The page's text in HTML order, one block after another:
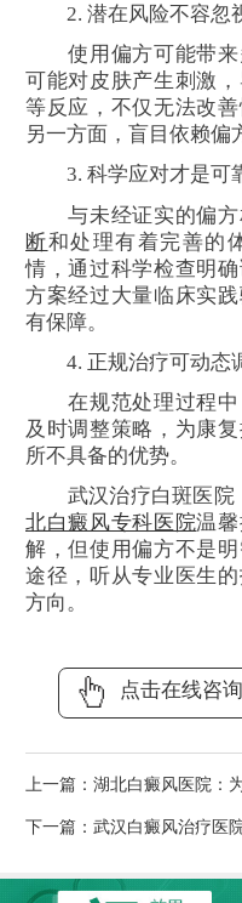
2. 潜在风险不容忽
使用偏方可能带来
可能对皮肤产生刺激
等反应，不仅无法改
另一方面，盲目依赖偏
3. 科学应对才是可
与未经证实的偏方
断和处理有着完善的
情，通过科学检查明
方案经过大量临床实
有保障。
4. 正规治疗可动态
在规范处理过程中
及时调整策略，为康
所不具备的优势。
武汉治疗白斑医院
北白癜风专科医院温
解，但使用偏方不是
途径，听从专业医生
方向。
点击在线咨询
上一篇： 湖北白癜风医院：
下一篇： 武汉白癜风治疗医